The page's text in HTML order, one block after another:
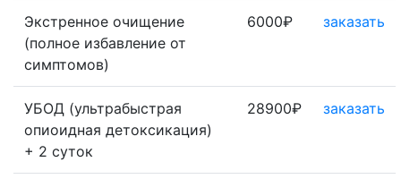
Экстренное очищение
(полное избавление от
симптомов)
6000₽ заказать
УБОД (ультрабыстрая
опиоидная детоксикация)
+ 2 суток
28900₽ заказать